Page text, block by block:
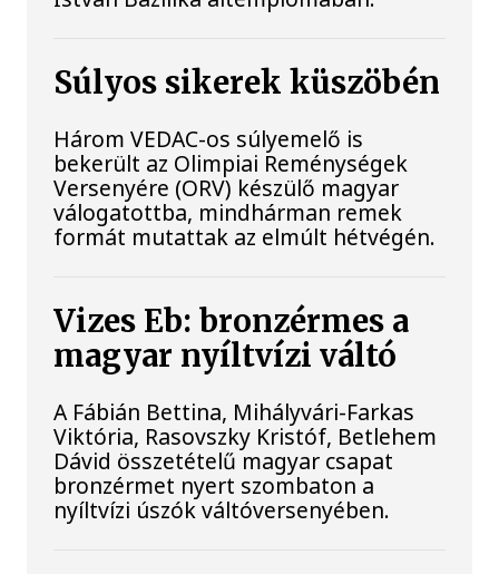
Súlyos sikerek küszöbén
Három VEDAC-os súlyemelő is
bekerült az Olimpiai Reménységek
Versenyére (ORV) készülő magyar
válogatottba, mindhárman remek
formát mutattak az elmúlt hétvégén.
Vizes Eb: bronzérmes a
magyar nyíltvízi váltó
A Fábián Bettina, Mihályvári-Farkas
Viktória, Rasovszky Kristóf, Betlehem
Dávid összetételű magyar csapat
bronzérmet nyert szombaton a
nyíltvízi úszók váltóversenyében.